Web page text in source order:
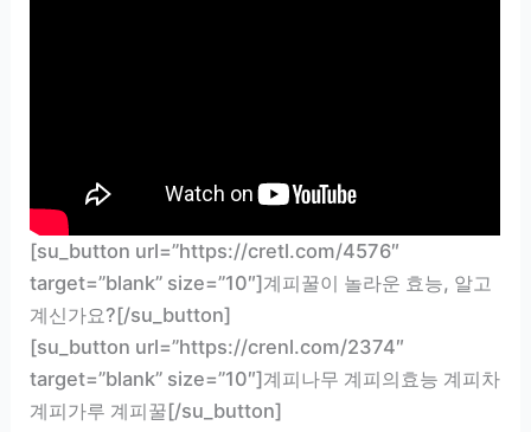
[su_button url=”https://cretl.com/4576″
target=”blank” size=”10″]계피꿀이 놀라운 효능, 알고
계신가요?[/su_button]
[su_button url=”https://crenl.com/2374″
target=”blank” size=”10″]계피나무 계피의효능 계피차
계피가루 계피꿀[/su_button]